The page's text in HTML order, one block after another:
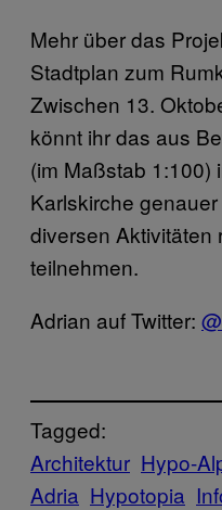
Mehr über das
Stadtplan zum
Zwischen 13.
könnt ihr das aus
(im Maßstab 1:100)
Karlskirche
diversen Aktivitäten
teilnehmen.
Adrian auf Twitter:
Tagged:
Architektur Hypo-
Adria Hypotopia